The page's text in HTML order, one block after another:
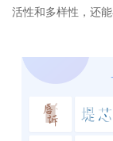
活性和多样性，还